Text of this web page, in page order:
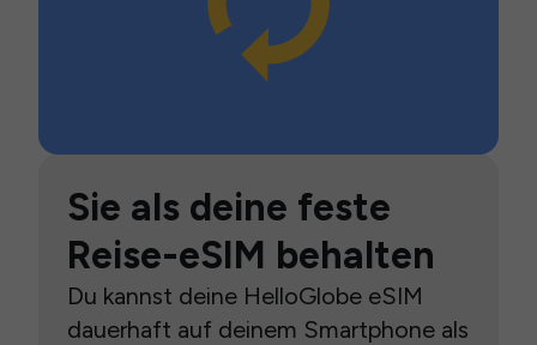
Sie als deine feste
Reise-eSIM behalten
Du kannst deine HelloGlobe eSIM
dauerhaft auf deinem Smartphone als